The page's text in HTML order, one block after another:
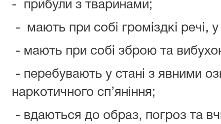
- прибули з тваринами;
- мають при собі громіздкі речі, у
- мають при собі зброю та
- перебувають у стані з явними
наркотичного сп’яніння;
- вдаються до образ, погроз та